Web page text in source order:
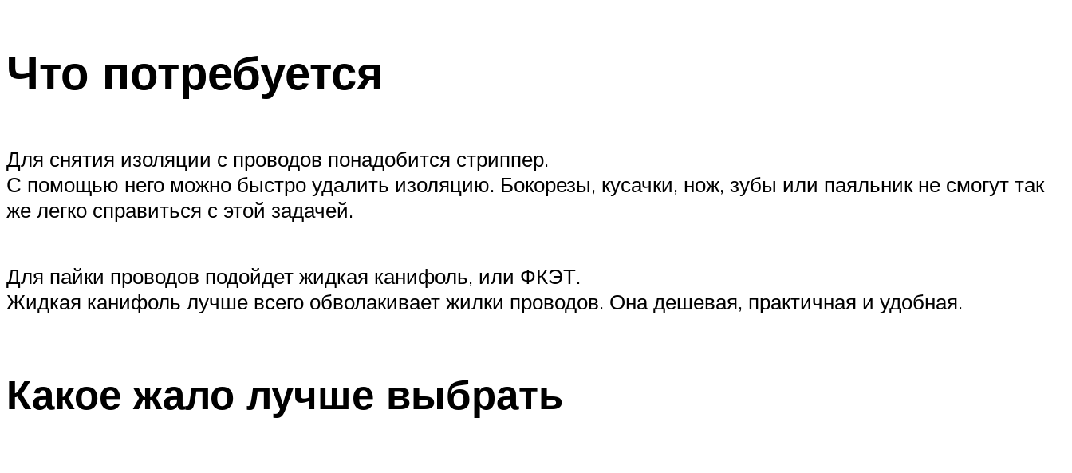
Что потребуется
Для снятия изоляции с проводов понадобится стриппер.
С помощью него можно быстро удалить изоляцию. Бокорезы, кусачки, нож, зубы или паяльник не смогут так
же легко справиться с этой задачей.
Для пайки проводов подойдет жидкая канифоль, или ФКЭТ.
Жидкая канифоль лучше всего обволакивает жилки проводов. Она дешевая, практичная и удобная.
Какое жало лучше выбрать